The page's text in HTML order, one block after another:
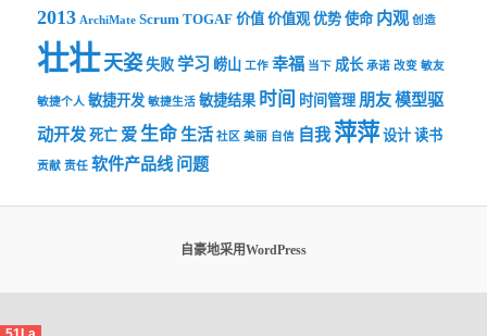
2013 ArchiMate Scrum TOGAF 价值 价值观 优势 使命 内观 创造
壮壮天姿 失败 学习 崂山 工作 幸福 当下 成长 承诺 改变 敏友
敏捷个人 敏捷开发 敏捷生活 敏捷结果 时间 时间管理 朋友模型驱
动开发 死亡 爱 生命 生活 社区 美丽 自信 自我 萍萍 设计 读书
贡献 责任 软件产品线 问题
自豪地采用WordPress